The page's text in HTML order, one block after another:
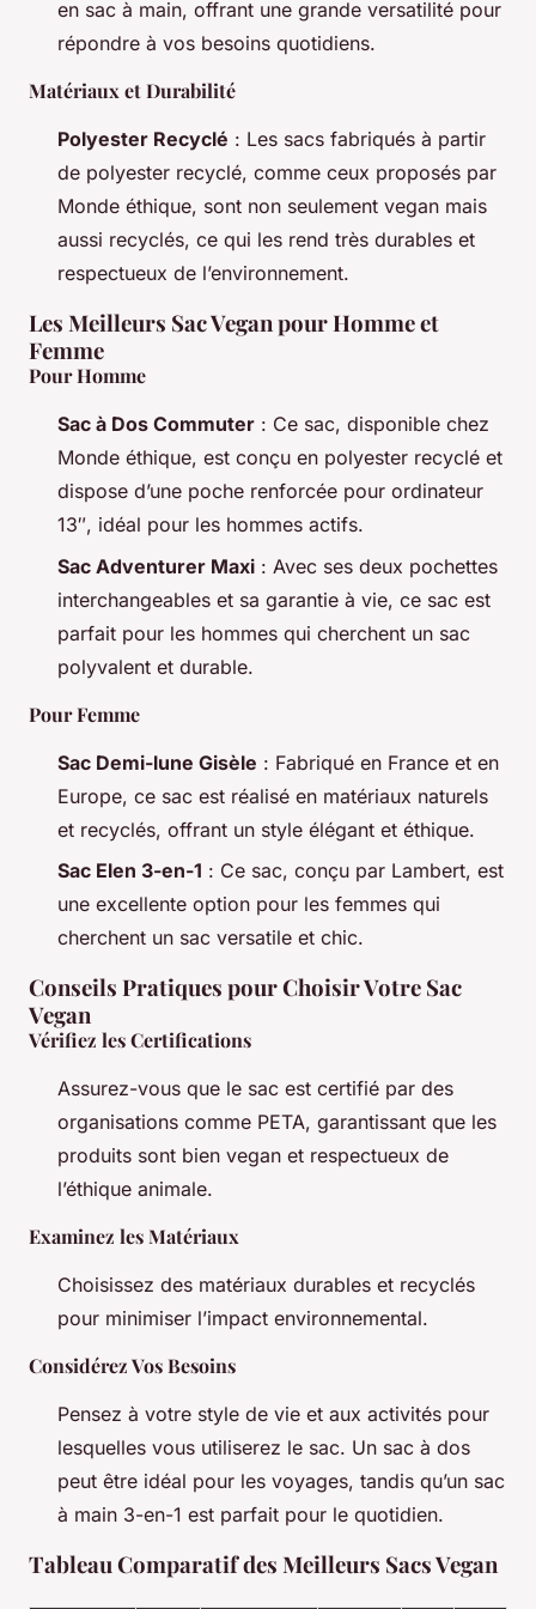
en sac à main, offrant une grande versatilité pour
répondre à vos besoins quotidiens.
Matériaux et Durabilité
Polyester Recyclé : Les sacs fabriqués à partir
de polyester recyclé, comme ceux proposés par
Monde éthique, sont non seulement vegan mais
aussi recyclés, ce qui les rend très durables et
respectueux de l’environnement.
Les Meilleurs Sac Vegan pour Homme et
Femme
Pour Homme
Sac à Dos Commuter : Ce sac, disponible chez
Monde éthique, est conçu en polyester recyclé et
dispose d’une poche renforcée pour ordinateur
13″, idéal pour les hommes actifs.
Sac Adventurer Maxi : Avec ses deux pochettes
interchangeables et sa garantie à vie, ce sac est
parfait pour les hommes qui cherchent un sac
polyvalent et durable.
Pour Femme
Sac Demi-lune Gisèle : Fabriqué en France et en
Europe, ce sac est réalisé en matériaux naturels
et recyclés, offrant un style élégant et éthique.
Sac Elen 3-en-1 : Ce sac, conçu par Lambert, est
une excellente option pour les femmes qui
cherchent un sac versatile et chic.
Conseils Pratiques pour Choisir Votre Sac
Vegan
Vérifiez les Certifications
Assurez-vous que le sac est certifié par des
organisations comme PETA, garantissant que les
produits sont bien vegan et respectueux de
l’éthique animale.
Examinez les Matériaux
Choisissez des matériaux durables et recyclés
pour minimiser l’impact environnemental.
Considérez Vos Besoins
Pensez à votre style de vie et aux activités pour
lesquelles vous utiliserez le sac. Un sac à dos
peut être idéal pour les voyages, tandis qu’un sac
à main 3-en-1 est parfait pour le quotidien.
Tableau Comparatif des Meilleurs Sacs Vegan